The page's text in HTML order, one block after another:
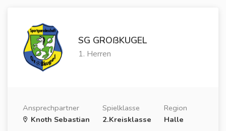
SG GROßKUGEL
1. Herren
Ansprechpartner
Knoth Sebastian
Spielklasse
2.Kreisklasse
Region
Halle